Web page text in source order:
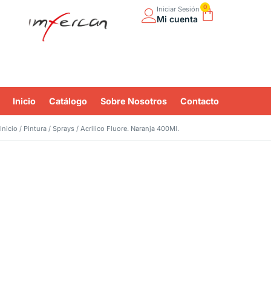
Iniciar Sesión
Mi cuenta
0
Inicio Catálogo Sobre Nosotros Contacto
Inicio / Pintura / Sprays / Acrilico Fluore. Naranja 400Ml.